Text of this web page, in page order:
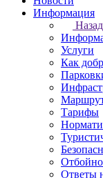
Информация
Назад
Услуги
Как
Тарифы
Ответы